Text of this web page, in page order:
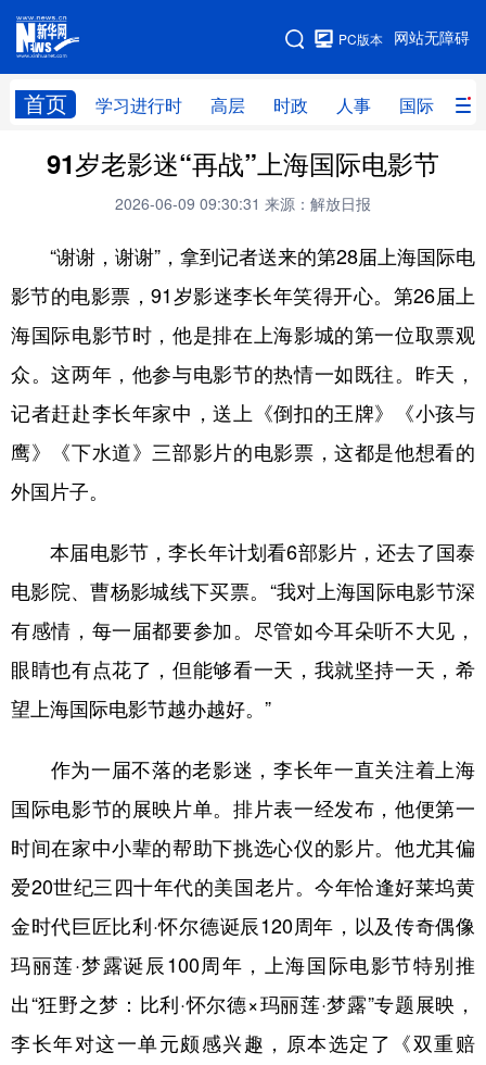
网站无障碍
PC版本
首页 学习进行时 高层 时政 人事 国际 财
网站地图
学习进行时 高层 时政 人事
财经 网评
台湾 思客智库 全球连线 教育
科技 科创 量子 体育
文化 书画 健康 军事
食品
彩票 娱乐 时尚 悦读
公益 一带一路 亚太网 上市公司
文化产业
北京 天津 河北 山西
辽宁 吉林 上海 江苏
浙江 安徽 福建 江西
山东 河南 湖北 湖南
91岁老影迷“再战”上海国际电影节
2026-06-09 09:30:31 来源：解放日报
“谢谢，谢谢”，拿到记者送来的第28届上海国际电
影节的电影票，91岁影迷李长年笑得开心。第26届上
海国际电影节时，他是排在上海影城的第一位取票观
众。这两年，他参与电影节的热情一如既往。昨天，
记者赶赴李长年家中，送上《倒扣的王牌》《小孩与
鹰》《下水道》三部影片的电影票，这都是他想看的
外国片子。
本届电影节，李长年计划看6部影片，还去了国泰
电影院、曹杨影城线下买票。“我对上海国际电影节深
有感情，每一届都要参加。尽管如今耳朵听不大见，
眼睛也有点花了，但能够看一天，我就坚持一天，希
望上海国际电影节越办越好。”
作为一届不落的老影迷，李长年一直关注着上海
国际电影节的展映片单。排片表一经发布，他便第一
时间在家中小辈的帮助下挑选心仪的影片。他尤其偏
爱20世纪三四十年代的美国老片。今年恰逢好莱坞黄
金时代巨匠比利·怀尔德诞辰120周年，以及传奇偶像
玛丽莲·梦露诞辰100周年，上海国际电影节特别推
出“狂野之梦：比利·怀尔德×玛丽莲·梦露”专题展映，
李长年对这一单元颇感兴趣，原本选定了《双重赔